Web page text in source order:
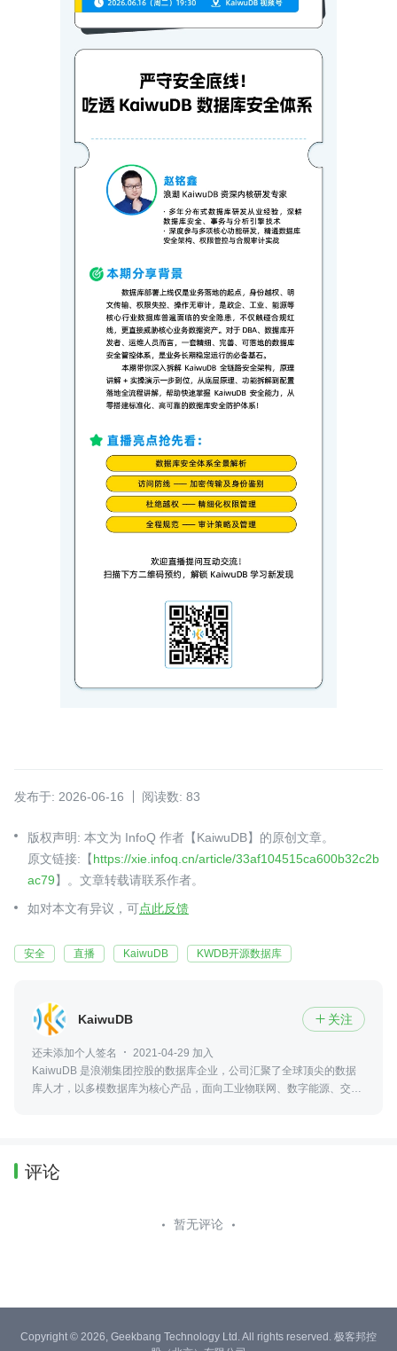
发布于: 2026-06-16 阅读数: 83
版权声明: 本文为 InfoQ 作者【KaiwuDB】的原创文章。
原文链接:【https://xie.infoq.cn/article/33af104515ca600b32c2b
ac79】。文章转载请联系作者。
如对本文有异议，可点此反馈
安全 直播 KaiwuDB KWDB开源数据库
KaiwuDB  关注
还未添加个人签名
2021-04-29 加入
KaiwuDB 是浪潮集团控股的数据库企业，公司汇聚了全球顶尖的数据
库人才，以多模数据库为核心产品，面向工业物联网、数字能源、交通
评论
暂无评论
Copyright © 2026, Geekbang Technology Ltd. All rights reserved. 极客邦控